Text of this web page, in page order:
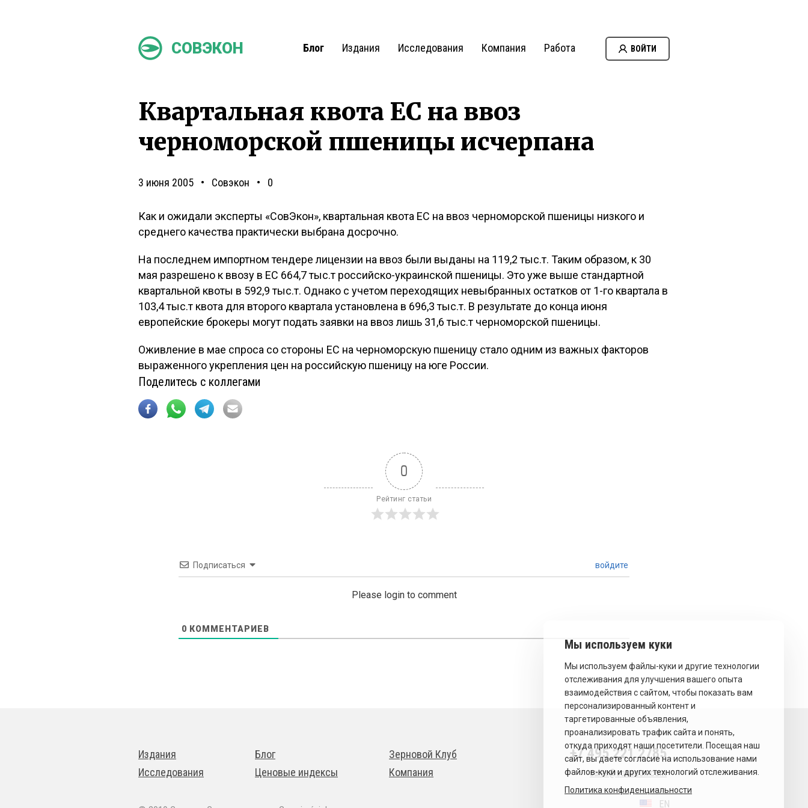
СОВЭКОН Блог Издания Исследования Компания Работа ВОЙТИ
Квартальная квота ЕС на ввоз
черноморской пшеницы исчерпана
3 июня 2005 Совэкон 0
Как и ожидали эксперты «СовЭкон», квартальная квота ЕС на ввоз черноморской пшеницы низкого и
среднего качества практически выбрана досрочно.
На последнем импортном тендере лицензии на ввоз были выданы на 119,2 тыс.т. Таким образом, к 30
мая разрешено к ввозу в ЕС 664,7 тыс.т российско-украинской пшеницы. Это уже выше стандартной
квартальной квоты в 592,9 тыс.т. Однако с учетом переходящих невыбранных остатков от 1-го квартала в
103,4 тыс.т квота для второго квартала установлена в 696,3 тыс.т. В результате до конца июня
европейские брокеры могут подать заявки на ввоз лишь 31,6 тыс.т черноморской пшеницы.
Оживление в мае спроса со стороны ЕС на черноморскую пшеницу стало одним из важных факторов
выраженного укрепления цен на российскую пшеницу на юге России.
Поделитесь с коллегами
0
Рейтинг статьи
Подписаться войдите
Please login to comment
0 КОММЕНТАРИЕВ
Издания
Исследования
Блог
Ценовые индексы
Зерновой Клуб
Компания
+7 495 221 2785
sales@sovecon.com
EN
Политика конфиденциальности